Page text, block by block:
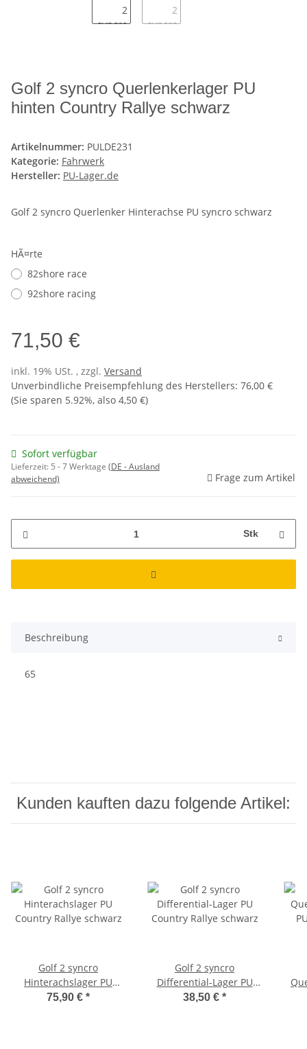
Golf 2 syncro Querlenkerlager PU
hinten Country Rallye schwarz
Artikelnummer: PULDE231
Kategorie: Fahrwerk
Hersteller: PU-Lager.de
Golf 2 syncro Querlenker Hinterachse PU syncro schwarz
HÃ¤rte
82shore race
92shore racing
71,50 €
inkl. 19% USt. , zzgl. Versand
Unverbindliche Preisempfehlung des Herstellers: 76,00 €
(Sie sparen 5.92%, also 4,50 €)
Sofort verfügbar
Lieferzeit: 5 - 7 Werktage (DE - Ausland
abweichend)
Frage zum Artikel
Stk
Beschreibung
65
Kunden kauften dazu folgende Artikel:
Golf 2 syncro
Hinterachslager PU
Country Rallye schwarz
75,90 € *
Golf 2 syncro
Differential-Lager PU
Country Rallye schwarz
38,50 € *